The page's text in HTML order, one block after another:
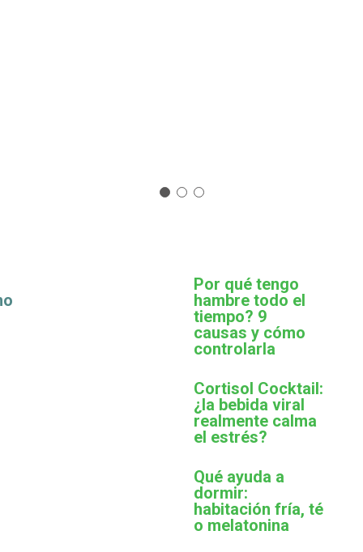
Por qué tengo
hambre todo el
tiempo? 9
causas y cómo
controlarla
Cortisol Cocktail:
¿la bebida viral
realmente calma
el estrés?
Qué ayuda a
dormir:
habitación fría, té
o melatonina